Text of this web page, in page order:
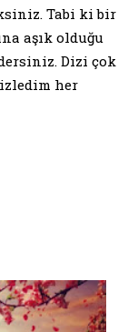
Tabi ki bir
aşık olduğu
Dizi çok
her